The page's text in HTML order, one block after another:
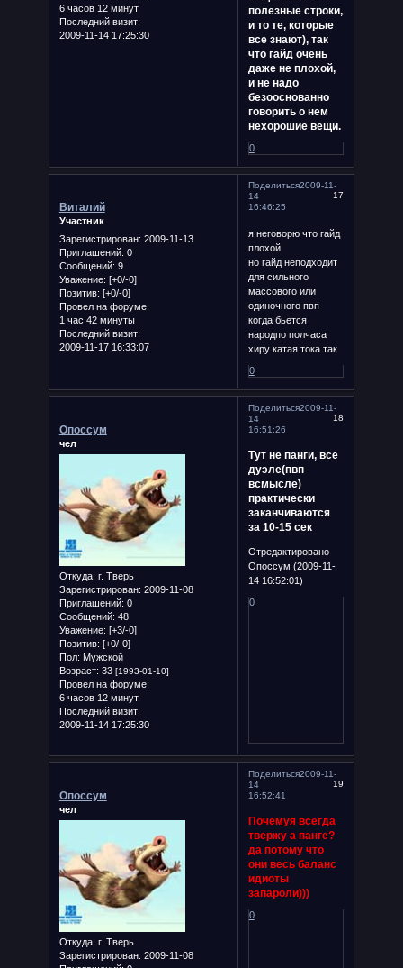
6 часов 12 минут
Последний визит:
2009-11-14 17:25:30
полезные строки,
и то те, которые
все знают), так
что гайд очень
даже не плохой,
и не надо
безооснованно
говорить о нем
нехорошие вещи.
0
Поделиться
17
2009-11-
14
16:46:25
Виталий
Участник
Зарегистрирован: 2009-11-13
Приглашений: 0
Сообщений: 9
Уважение: [+0/-0]
Позитив: [+0/-0]
Провел на форуме:
1 час 42 минуты
Последний визит:
2009-11-17 16:33:07
я неговорю что гайд
плохой
но гайд неподходит
для сильного
массового или
одиночного пвп
когда бьется
народпо полчаса
хиру катая тока так
0
Поделиться
18
2009-11-
14
16:51:26
Опоссум
чел
Откуда: г. Тверь
Зарегистрирован: 2009-11-08
Приглашений: 0
Сообщений: 48
Уважение: [+3/-0]
Позитив: [+0/-0]
Пол: Мужской
Возраст: 33 [1993-01-10]
Провел на форуме:
6 часов 12 минут
Последний визит:
2009-11-14 17:25:30
Тут не панги, все
дуэле(пвп
всмысле)
практически
заканчиваются
за 10-15 сек
Отредактировано
Опоссум (2009-11-
14 16:52:01)
0
Поделиться
19
2009-11-
14
16:52:41
Опоссум
чел
Откуда: г. Тверь
Зарегистрирован: 2009-11-08
Почемуя всегда
твержу а панге?
да потому что
они весь баланс
идиоты
запароли)))
0